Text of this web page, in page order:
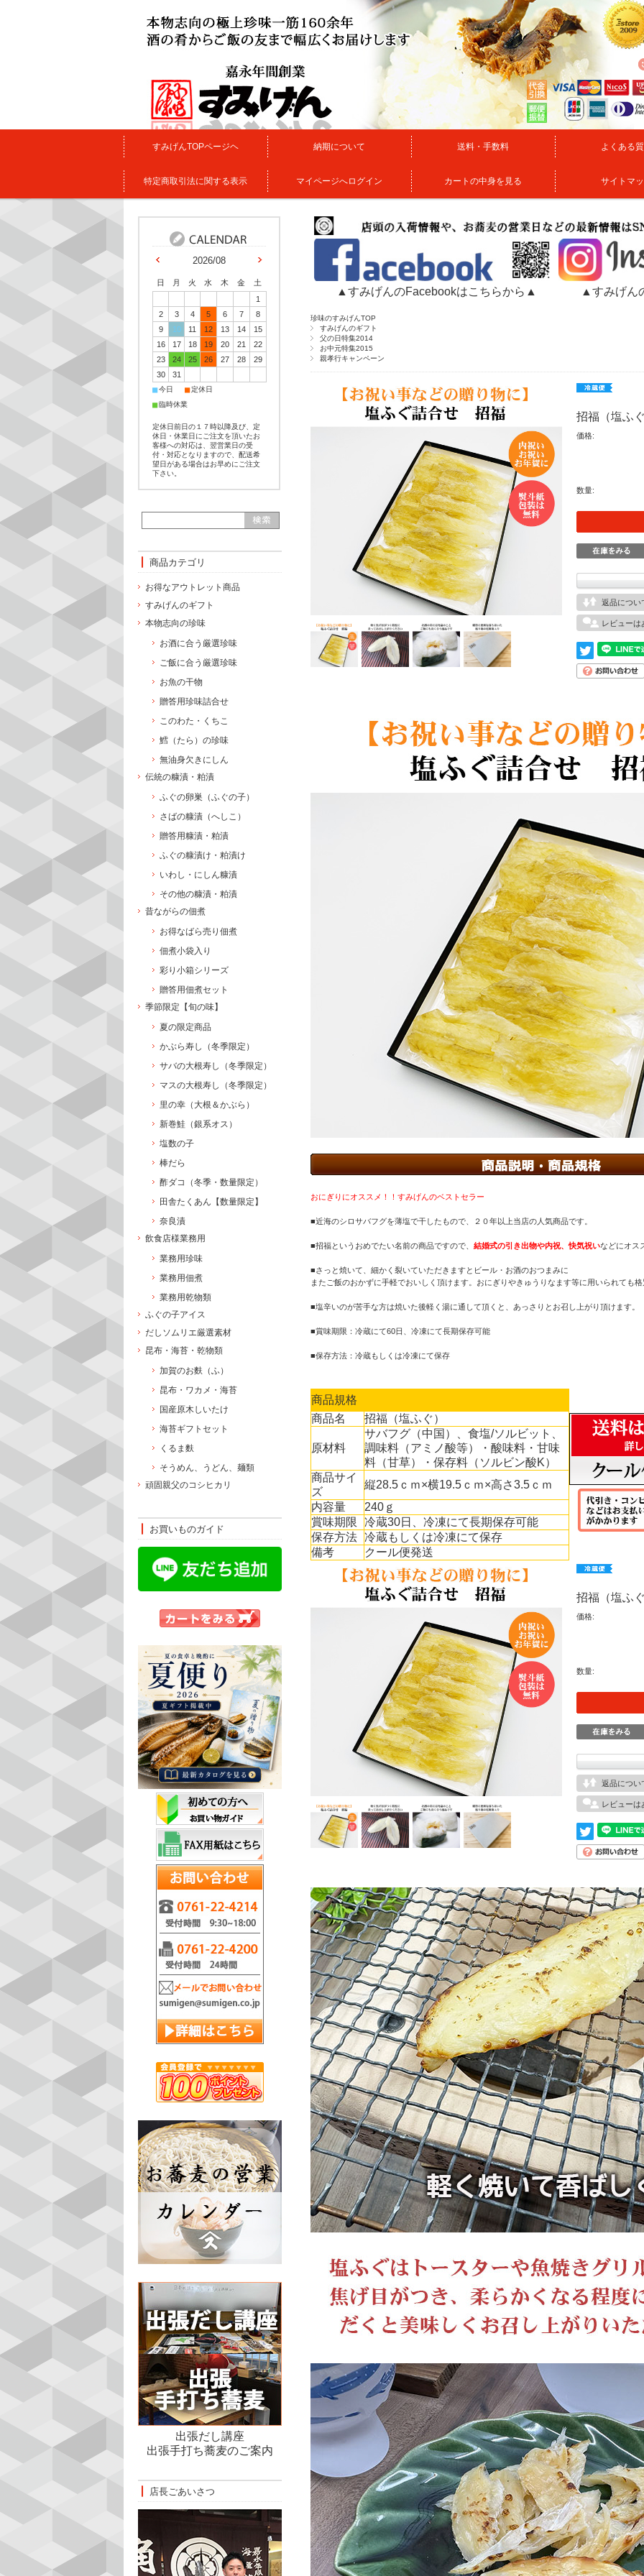
すみげんTOPページヘ 納期について 送料・手数料 よくある
特定商取引法に関する表示 マイページへログイン カートの中身を見る サイトマ
▲すみげんのFacebookはこちらから▲ ▲すみげん
珍味のすみげんTOP
すみげんのギフト
父の日特集2014
お中元特集2015
親孝行キャンペーン
招福（塩ふ
価格:
数量:
返品につい
レビューは
おにぎりにオススメ！！すみげんのベストセラー
■近海のシロサバフグを薄塩で干したもので、２０年以上当店の人気商品です。
■招福というおめでたい名前の商品ですので、 結婚式の引き出物や内祝、快気祝いなどにオス
■さっと焼いて、細かく裂いていただきますとビール・お酒のおつまみに
またご飯のおかずに手軽でおいしく頂けます。おにぎりやきゅうりなます等に用いられても
■塩辛いのが苦手な方は焼いた後軽く湯に通して頂くと、あっさりとお召し上がり頂けます。
■賞味期限：冷蔵にて60日、冷凍にて長期保存可能
■保存方法：冷蔵もしくは冷凍にて保存
商品規格
商品名
招福（塩ふぐ）
原材料
サバフグ（中国）、食塩/ソルビット、
調味料（アミノ酸等）・酸味料・甘味
料（甘草）・保存料（ソルビン酸K）
商品サイ
ズ
縦28.5ｃｍ×横19.5ｃｍ×高さ3.5ｃｍ
内容量
240ｇ
賞味期限
冷蔵30日、冷凍にて長期保存可能
保存方法 冷蔵もしくは冷凍にて保存
備考
クール便発送
招福（塩ふ
価格:
数量:
返品につい
レビューは
2026/08
日 月 火 水 木 金
土
1
2
3 4 5 6 7
8
9
10 11 12 13 14
15
16
17 18 19 20 21
22
23
24 25 26 27 28
29
30
31
■今日 ■定休日
■臨時休業
定休日前日の１７時以降及び、定
休日・休業日にご注文を頂いたお
客様への対応は、翌営業日の受
付・対応となりますので、配送希
望日がある場合はお早めにご注文
下さい。
商品カテゴリ
お得なアウトレット商品
すみげんのギフト
本物志向の珍味
お酒に合う厳選珍味
ご飯に合う厳選珍味
お魚の干物
贈答用珍味詰合せ
このわた・くちこ
鱈（たら）の珍味
無油身欠きにしん
伝統の糠漬・粕漬
ふぐの卵巣（ふぐの子）
さばの糠漬（へしこ）
贈答用糠漬・粕漬
ふぐの糠漬け・粕漬け
いわし・にしん糠漬
その他の糠漬・粕漬
昔ながらの佃煮
お得なばら売り佃煮
佃煮小袋入り
彩り小箱シリーズ
贈答用佃煮セット
季節限定【旬の味】
夏の限定商品
かぶら寿し（冬季限定）
サバの大根寿し（冬季限定）
マスの大根寿し（冬季限定）
里の幸（大根＆かぶら）
新巻鮭（銀系オス）
塩数の子
棒だら
酢ダコ（冬季・数量限定）
田舎たくあん【数量限定】
奈良漬
飲食店様業務用
業務用珍味
業務用佃煮
業務用乾物類
ふぐの子アイス
だしソムリエ厳選素材
昆布・海苔・乾物類
加賀のお麩（ふ）
昆布・ワカメ・海苔
国産原木しいたけ
海苔ギフトセット
くるま麩
そうめん、うどん、麺類
頑固親父のコシヒカリ
お買いものガイド
出張だし講座
出張手打ち蕎麦のご案内
店長ごあいさつ